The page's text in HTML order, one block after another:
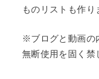
ものリストも作
※ブログと動画の
無断使用を固く禁